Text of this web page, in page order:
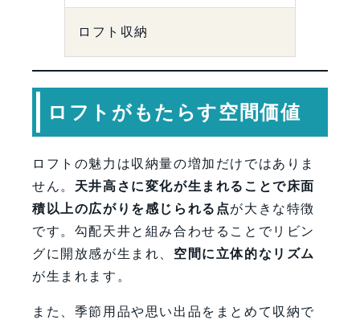
ロフト収納
ロフトがもたらす空間価値
ロフトの魅力は収納量の増加だけではありま
せん。 天井高さに変化が生まれることで床面
積以上の広がりを感じられる点が大きな特徴
です。勾配天井と組み合わせることでリビン
グに開放感が生まれ、 空間に立体的なリズム
が生まれます。
また、季節用品や思い出品をまとめて収納で